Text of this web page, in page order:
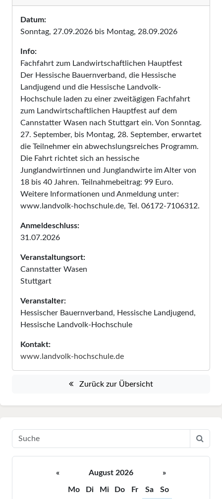
Datum:
Sonntag, 27.09.2026 bis Montag, 28.09.2026
Info:
Fachfahrt zum Landwirtschaftlichen Hauptfest
Der Hessische Bauernverband, die Hessische
Landjugend und die Hessische Landvolk-
Hochschule laden zu einer zweitägigen Fachfahrt
zum Landwirtschaftlichen Hauptfest auf dem
Cannstatter Wasen nach Stuttgart ein. Von Sonntag.
27. September, bis Montag, 28. September, erwartet
die Teilnehmer ein abwechslungsreiches Programm.
Die Fahrt richtet sich an hessische
Junglandwirtinnen und Junglandwirte im Alter von
18 bis 40 Jahren. Teilnahmebeitrag: 99 Euro.
Weitere Informationen und Anmeldung unter:
www.landvolk-hochschule.de, Tel. 06172-7106312.
Anmeldeschluss:
31.07.2026
Veranstaltungsort:
Cannstatter Wasen
Stuttgart
Veranstalter:
Hessischer Bauernverband, Hessische Landjugend,
Hessische Landvolk-Hochschule
Kontakt:
www.landvolk-hochschule.de
Zurück zur Übersicht
« August 2026 »
Mo Di Mi Do Fr Sa So